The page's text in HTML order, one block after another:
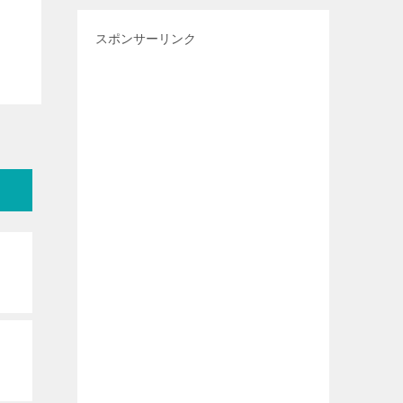
スポンサーリンク